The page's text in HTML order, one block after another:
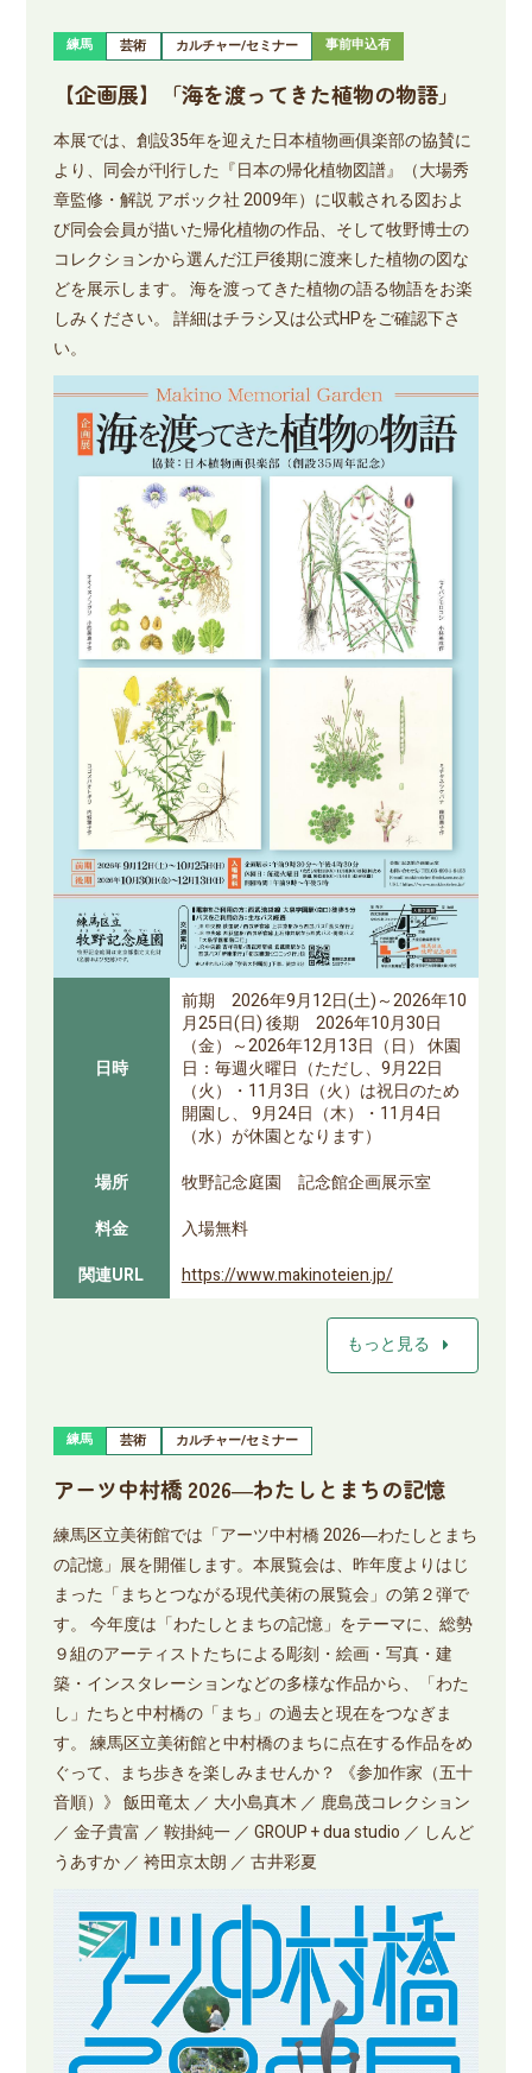
練馬 芸術 カルチャー/セミナー 事前申込有
【企画展】「海を渡ってきた植物の物語」
本展では、創設35年を迎えた日本植物画俱楽部の協賛に
より、同会が刊行した『日本の帰化植物図譜』（大場秀
章監修・解説 アボック社 2009年）に収載される図およ
び同会会員が描いた帰化植物の作品、そして牧野博士の
コレクションから選んだ江戸後期に渡来した植物の図な
どを展示します。 海を渡ってきた植物の語る物語をお楽
しみください。 詳細はチラシ又は公式HPをご確認下さ
い。
日時
前期 2026年9月12日(土)～2026年10
月25日(日) 後期 2026年10月30日
（金）～2026年12月13日（日） 休園
日：毎週火曜日（ただし、9月22日
（火）・11月3日（火）は祝日のため
開園し、 9月24日（木）・11月4日
（水）が休園となります）
場所
牧野記念庭園 記念館企画展示室
料金
入場無料
関連URL
https://www.makinoteien.jp/
もっと見る arrow_right
練馬 芸術 カルチャー/セミナー
アーツ中村橋 2026―わたしとまちの記憶
練馬区立美術館では「アーツ中村橋 2026―わたしとまち
の記憶」展を開催します。本展覧会は、昨年度よりはじ
まった「まちとつながる現代美術の展覧会」の第２弾で
す。 今年度は「わたしとまちの記憶」をテーマに、総勢
９組のアーティストたちによる彫刻・絵画・写真・建
築・インスタレーションなどの多様な作品から、「わた
し」たちと中村橋の「まち」の過去と現在をつなぎま
す。 練馬区立美術館と中村橋のまちに点在する作品をめ
ぐって、まち歩きを楽しみませんか？ 《参加作家（五十
音順）》 飯田竜太 ／ 大小島真木 ／ 鹿島茂コレクション
／ 金子貴富 ／ 鞍掛純一 ／ GROUP + dua studio ／ しんど
うあすか ／ 袴田京太朗 ／ 古井彩夏